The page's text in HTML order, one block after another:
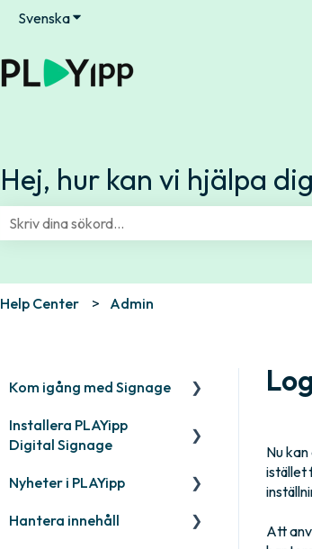
SvenskaVisa undermenyer för översättningar
Hej, hur kan vi hjälpa
Help Center Admin
Nu
istället
Att
Kom igång med Signage
Kom igång med PLAYipp
skärmar
Webinar
Installera PLAYipp
Digital Signage
PLAYport
LG
Nyheter i PLAYipp
Kommer snart
Hantera innehåll